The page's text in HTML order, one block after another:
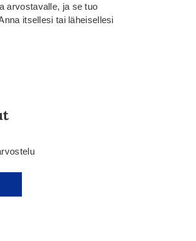
arvostavalle, ja se tuo
itsellesi tai läheisellesi